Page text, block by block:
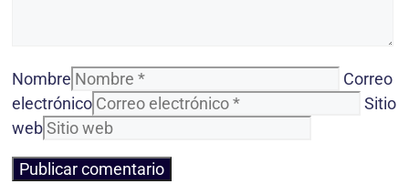
Nombre
Correo
electrónico
Sitio
web